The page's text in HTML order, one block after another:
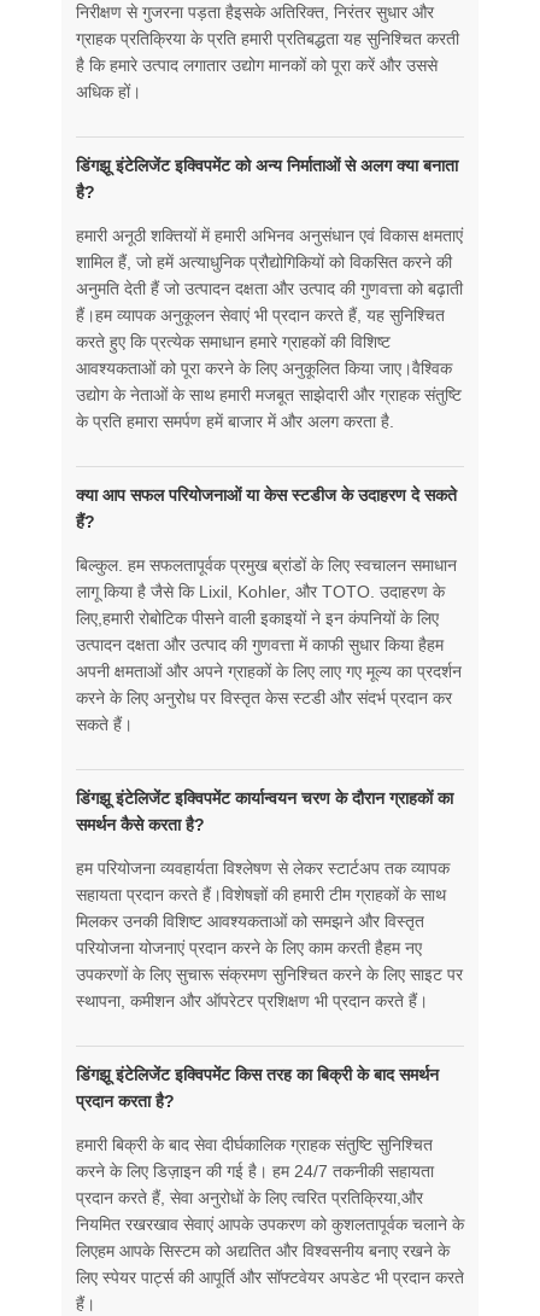
निरीक्षण से गुजरना पड़ता हैइसके अतिरिक्त, निरंतर सुधार और
ग्राहक प्रतिक्रिया के प्रति हमारी प्रतिबद्धता यह सुनिश्चित करती
है कि हमारे उत्पाद लगातार उद्योग मानकों को पूरा करें और उससे
अधिक हों।
डिंगझू इंटेलिजेंट इक्विपमेंट को अन्य निर्माताओं से अलग क्या बनाता
है?
हमारी अनूठी शक्तियों में हमारी अभिनव अनुसंधान एवं विकास क्षमताएं
शामिल हैं, जो हमें अत्याधुनिक प्रौद्योगिकियों को विकसित करने की
अनुमति देती हैं जो उत्पादन दक्षता और उत्पाद की गुणवत्ता को बढ़ाती
हैं।हम व्यापक अनुकूलन सेवाएं भी प्रदान करते हैं, यह सुनिश्चित
करते हुए कि प्रत्येक समाधान हमारे ग्राहकों की विशिष्ट
आवश्यकताओं को पूरा करने के लिए अनुकूलित किया जाए।वैश्विक
उद्योग के नेताओं के साथ हमारी मजबूत साझेदारी और ग्राहक संतुष्टि
के प्रति हमारा समर्पण हमें बाजार में और अलग करता है.
क्या आप सफल परियोजनाओं या केस स्टडीज के उदाहरण दे सकते
हैं?
बिल्कुल. हम सफलतापूर्वक प्रमुख ब्रांडों के लिए स्वचालन समाधान
लागू किया है जैसे कि Lixil, Kohler, और TOTO. उदाहरण के
लिए,हमारी रोबोटिक पीसने वाली इकाइयों ने इन कंपनियों के लिए
उत्पादन दक्षता और उत्पाद की गुणवत्ता में काफी सुधार किया हैहम
अपनी क्षमताओं और अपने ग्राहकों के लिए लाए गए मूल्य का प्रदर्शन
करने के लिए अनुरोध पर विस्तृत केस स्टडी और संदर्भ प्रदान कर
सकते हैं।
डिंगझू इंटेलिजेंट इक्विपमेंट कार्यान्वयन चरण के दौरान ग्राहकों का
समर्थन कैसे करता है?
हम परियोजना व्यवहार्यता विश्लेषण से लेकर स्टार्टअप तक व्यापक
सहायता प्रदान करते हैं।विशेषज्ञों की हमारी टीम ग्राहकों के साथ
मिलकर उनकी विशिष्ट आवश्यकताओं को समझने और विस्तृत
परियोजना योजनाएं प्रदान करने के लिए काम करती हैहम नए
उपकरणों के लिए सुचारू संक्रमण सुनिश्चित करने के लिए साइट पर
स्थापना, कमीशन और ऑपरेटर प्रशिक्षण भी प्रदान करते हैं।
डिंगझू इंटेलिजेंट इक्विपमेंट किस तरह का बिक्री के बाद समर्थन
प्रदान करता है?
हमारी बिक्री के बाद सेवा दीर्घकालिक ग्राहक संतुष्टि सुनिश्चित
करने के लिए डिज़ाइन की गई है। हम 24/7 तकनीकी सहायता
प्रदान करते हैं, सेवा अनुरोधों के लिए त्वरित प्रतिक्रिया,और
नियमित रखरखाव सेवाएं आपके उपकरण को कुशलतापूर्वक चलाने के
लिएहम आपके सिस्टम को अद्यतित और विश्वसनीय बनाए रखने के
लिए स्पेयर पार्ट्स की आपूर्ति और सॉफ्टवेयर अपडेट भी प्रदान करते
हैं।